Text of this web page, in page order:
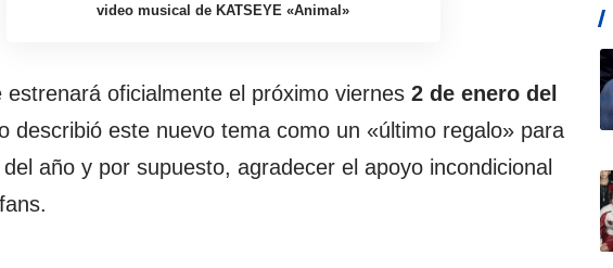
video musical de KATSEYE «Animal»
estrenará oficialmente el próximo viernes 2 de enero del
describió este nuevo tema como un «último regalo» para
año y por supuesto, agradecer el apoyo incondicional